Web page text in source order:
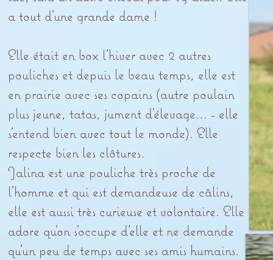
a tout d’une grande dame !
Elle était en box l’hiver avec 2 autres
pouliches et depuis le beau temps, elle est
en prairie avec ses copains (autre poulain
plus jeune, tatas, jument d’élevage… - elle
s’entend bien avec tout le monde). Elle
respecte bien les clôtures.
Jalina est une pouliche très proche de
l’homme et qui est demandeuse de câlins,
elle est aussi très curieuse et volontaire. Elle
adore qu’on s’occupe d’elle et ne demande
qu’un peu de temps avec ses amis humains.